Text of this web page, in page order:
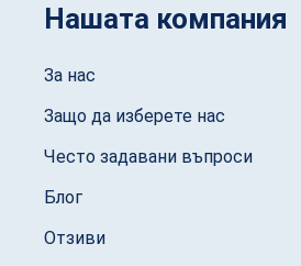
Нашата компания
За нас
Защо да изберете нас
Често задавани въпроси
Блог
Отзиви